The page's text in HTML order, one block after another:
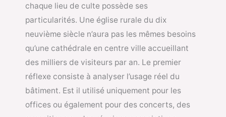
chaque lieu de culte possède ses
particularités. Une église rurale du dix
neuvième siècle n’aura pas les mêmes besoins
qu’une cathédrale en centre ville accueillant
des milliers de visiteurs par an. Le premier
réflexe consiste à analyser l’usage réel du
bâtiment. Est il utilisé uniquement pour les
offices ou également pour des concerts, des